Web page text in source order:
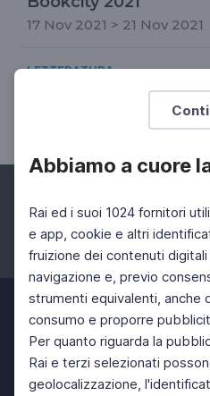
Abbiamo a cuore
Rai ed i suoi 1024 fornitori
e app, cookie e altri
fruizione dei contenuti digitali
navigazione e, previo
strumenti equivalenti, anche
consumo e proporre
Per quanto riguarda la
Rai e terzi selezionati
geolocalizzazione,
17 Nov 2021 > 21 Nov 2021
LETTERATURA
Bookcity Milano 2023
13 Nov 2023 > 19 Nov 2023
Facebook